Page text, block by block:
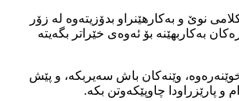
نوێ و بەکارهێنراو بدۆزیتەوە لە زۆر
بەکاربهێنە بۆ ئەوەی خێراتر بگەیتە
وێنەکان باش سەیربکە، و پێش
و پارێزراودا چاوپێکەوتن بکە.